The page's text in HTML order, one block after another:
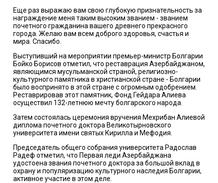
Еще раз выражаю вам свою глубокую признательность за
награждение меня таким высоким званием - званием
почетного гражданина вашего древнего прекрасного
города. Желаю вам всем доброго здоровья, счастья и
мира. Спасибо.
Выступивший на мероприятии премьер-министр Болгарии
Бойко Борисов отметил, что реставрация Азербайджаном,
являющимся мусульманской страной, религиозно-
культурного памятника в христианской стране - Болгарии
было воспринято в этой стране с огромным одобрением.
Реставрировав этот памятник, Фонд Гейдара Алиева
осуществил 132-летнюю мечту болгарского народа.
Затем состоялась церемония вручения Мехрибан Алиевой
диплома почетного доктора Великотырновского
университета имени святых Кирилла и Мефодия.
Председатель общего собрания университета Радослав
Радеф отметил, что Первая леди Азербайджана
удостоена звания почетного доктора за большой вклад в
охрану и популяризацию культурного наследия Болгарии,
активное участие в этом деле.